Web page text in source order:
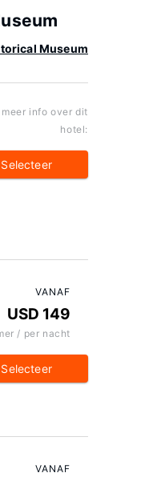
Museum
meer info over dit
hotel:
Selecteer
VANAF
USD 149
/ per nacht
Selecteer
VANAF